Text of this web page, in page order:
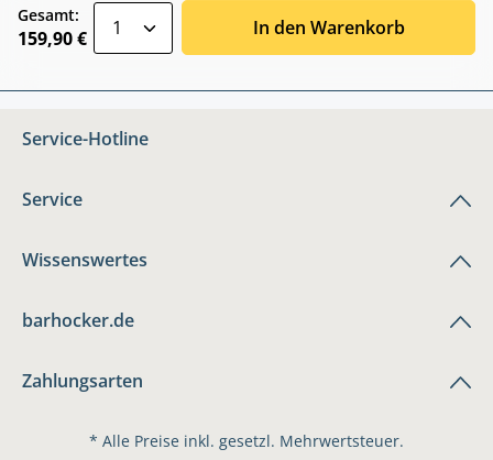
Gesamt:
159,90 € In den Warenkorb
Service-Hotline
Service
Wissenswertes
barhocker.de
Zahlungsarten
* Alle Preise inkl. gesetzl. Mehrwertsteuer.